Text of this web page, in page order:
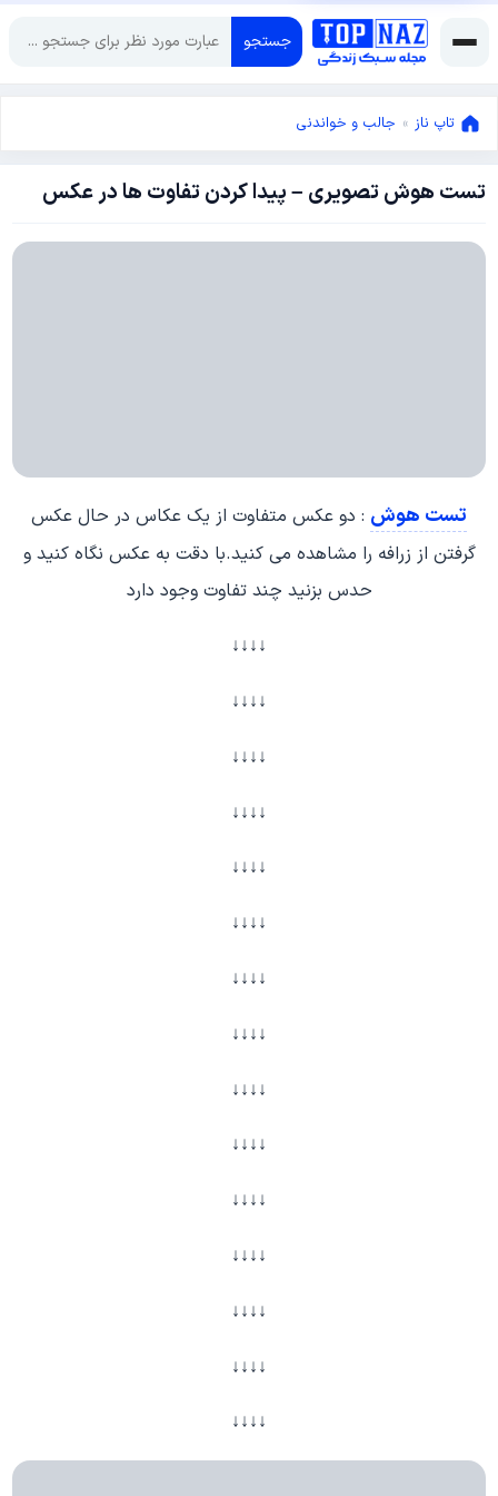
جستجو
تاپ ناز » جالب و خواندنی
تست هوش تصویری – پیدا کردن تفاوت ها در عکس
ژوئن
2015
تست هوش : دو عکس متفاوت از یک عکاس در حال عکس
گرفتن از زرافه را مشاهده می کنید.با دقت به عکس نگاه کنید و
حدس بزنید چند تفاوت وجود دارد
↓↓↓↓
↓↓↓↓
↓↓↓↓
↓↓↓↓
↓↓↓↓
↓↓↓↓
↓↓↓↓
↓↓↓↓
↓↓↓↓
↓↓↓↓
↓↓↓↓
↓↓↓↓
↓↓↓↓
↓↓↓↓
↓↓↓↓